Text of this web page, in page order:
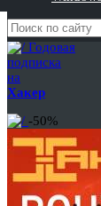
Годовая
подписка
на
Хакер
-50%